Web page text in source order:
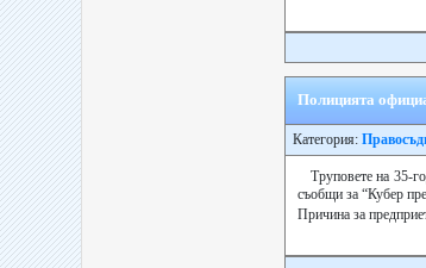
Полицията
Категория:
Труповете на 35-
съобщи за “Кубер
Причина за